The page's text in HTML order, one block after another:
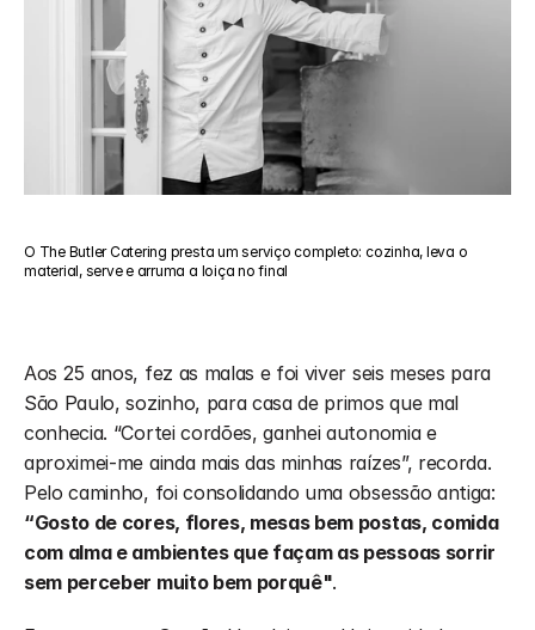
O The Butler Catering presta um serviço completo: cozinha, leva o
material, serve e arruma a loiça no final
Aos 25 anos, fez as malas e foi viver seis meses para
São Paulo, sozinho, para casa de primos que mal
conhecia. “Cortei cordões, ganhei autonomia e
aproximei-me ainda mais das minhas raízes”, recorda.
“Gosto de cores, flores, mesas bem postas, comida
com alma e ambientes que façam as pessoas sorrir
sem perceber muito bem porquê".